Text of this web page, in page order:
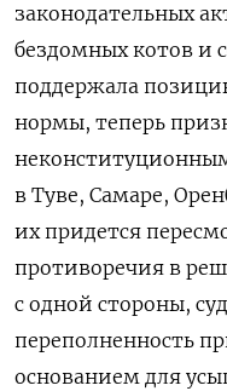
законодательных
бездомных котов и
поддержала
нормы, теперь
в Туве, Самаре,
их придется
противоречия в
с одной стороны,
переполненность
основанием для